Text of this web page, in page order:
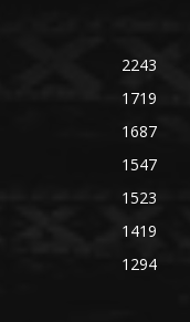
2243
1719
1687
1547
1523
1419
1294